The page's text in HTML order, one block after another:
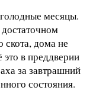
месяцы.
скота, дома не
это в преддверии
за завтрашний
состояния.